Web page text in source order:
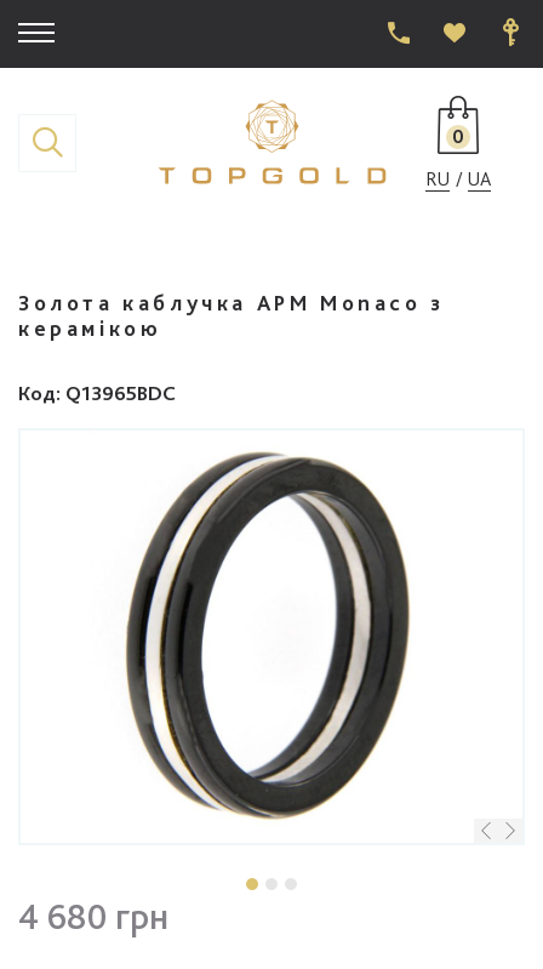
0
RU
UA
Золота каблучка APM Monaco з
керамікою
Код: Q13965BDC
4 680 грн